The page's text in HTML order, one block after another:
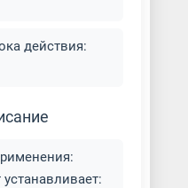
действия: